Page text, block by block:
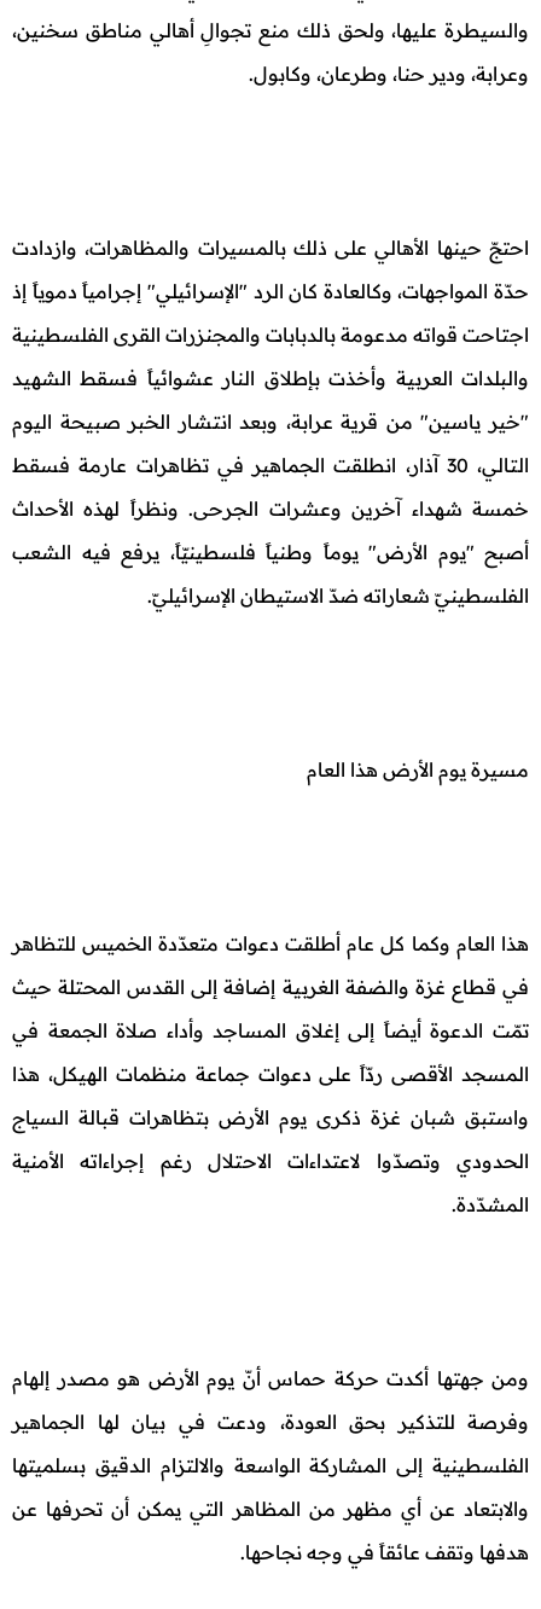
والسيطرة عليها، ولحق ذلك منع تجوالِ أهالي مناطق سخنين،
وعرابة، ودير حنا، وطرعان، وكابول.
احتجّ حينها الأهالي على ذلك بالمسيرات والمظاهرات، وازدادت
حدّة المواجهات، وكالعادة كان الرد "الإسرائيلي" إجرامياً دموياً إذ
اجتاحت قواته مدعومة بالدبابات والمجنزرات القرى الفلسطينية
والبلدات العربية وأخذت بإطلاق النار عشوائياً فسقط الشهيد
"خير ياسين" من قرية عرابة، وبعد انتشار الخبر صبيحة اليوم
التالي، 30 آذار، انطلقت الجماهير في تظاهرات عارمة فسقط
خمسة شهداء آخرين وعشرات الجرحى. ونظراً لهذه الأحداث
أصبح "يوم الأرض" يوماً وطنياً فلسطينيّاً، يرفع فيه الشعب
الفلسطينيّ شعاراته ضدّ الاستيطان الإسرائيليّ.
مسيرة يوم الأرض هذا العام
هذا العام وكما كل عام أطلقت دعوات متعدّدة الخميس للتظاهر
في قطاع غزة والضفة الغربية إضافة إلى القدس المحتلة حيث
تمّت الدعوة أيضاً إلى إغلاق المساجد وأداء صلاة الجمعة في
المسجد الأقصى ردّاً على دعوات جماعة منظمات الهيكل، هذا
واستبق شبان غزة ذكرى يوم الأرض بتظاهرات قبالة السياج
الحدودي وتصدّوا لاعتداءات الاحتلال رغم إجراءاته الأمنية
المشدّدة.
ومن جهتها أكدت حركة حماس أنّ يوم الأرض هو مصدر إلهام
وفرصة للتذكير بحق العودة، ودعت في بيان لها الجماهير
الفلسطينية إلى المشاركة الواسعة والالتزام الدقيق بسلميتها
والابتعاد عن أي مظهر من المظاهر التي يمكن أن تحرفها عن
هدفها وتقف عائقاً في وجه نجاحها.